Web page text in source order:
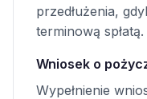
przedłużenia,
terminową spłatą.
Wniosek o
Wypełnienie